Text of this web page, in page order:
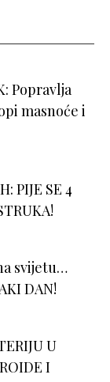
Popravlja
masnoće i
PIJE SE 4
svijetu…
DAN!
U
I